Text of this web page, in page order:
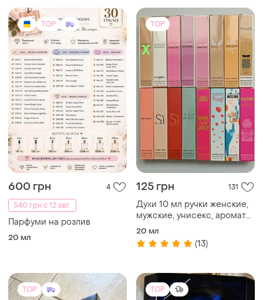
TOP
600 грн
4
540 грн с 12 авг.
Парфуми на розлив
20 мл
TOP
125 грн 131
Духи 10 мл ручки женские,
мужские, унисекс, ароматы,
тестеры
20 мл
(13)
TOP TOP